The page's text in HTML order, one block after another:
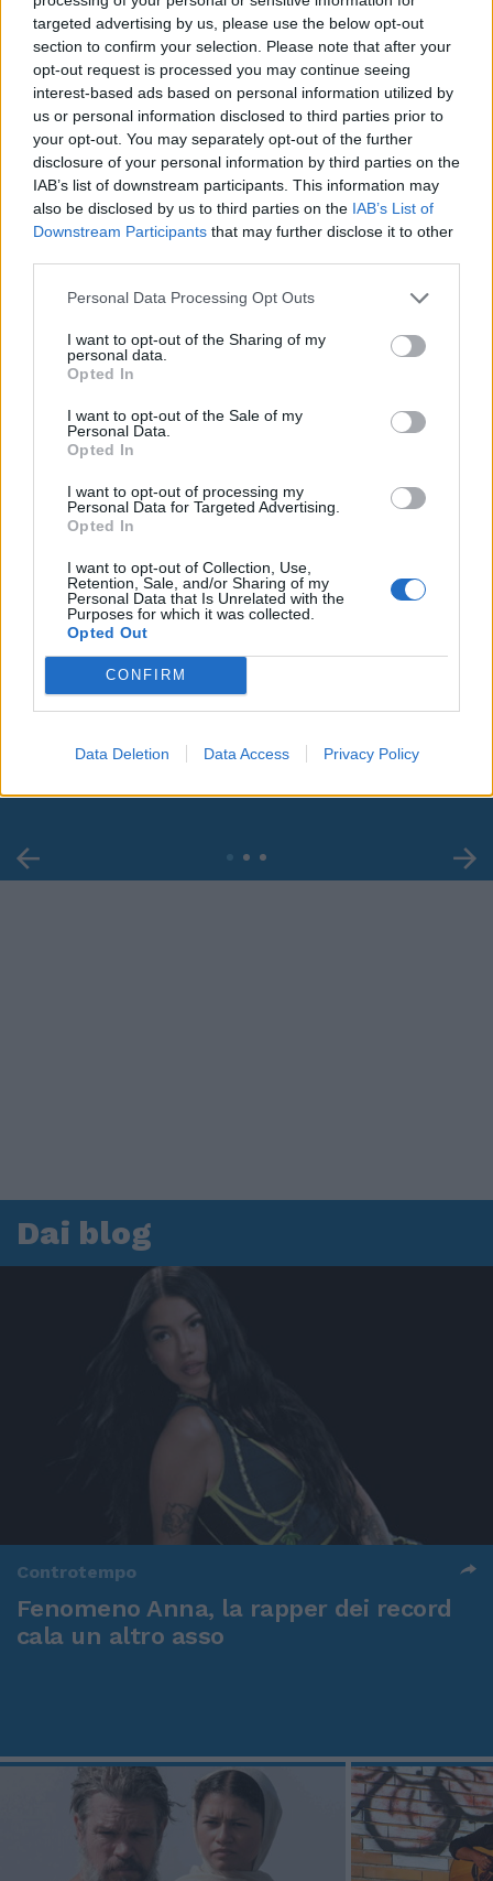
targeted advertising by us, please use the below opt-out
section to confirm your selection. Please note that after your
opt-out request is processed you may continue seeing
interest-based ads based on personal information utilized by
us or personal information disclosed to third parties prior to
your opt-out. You may separately opt-out of the further
disclosure of your personal information by third parties on the
IAB’s list of downstream participants. This information may
also be disclosed by us to third parties on the IAB’s List of
Downstream Participants that may further disclose it to other
Personal Data Processing Opt Outs
I want to opt-out of the Sharing of my
personal data.
Opted In
I want to opt-out of the Sale of my
Personal Data.
Opted In
I want to opt-out of processing my
Personal Data for Targeted Advertising.
Opted In
I want to opt-out of Collection, Use,
Retention, Sale, and/or Sharing of my
Personal Data that Is Unrelated with the
Purposes for which it was collected.
Opted Out
CONFIRM
Data Deletion Data Access Privacy Policy
in ospedale. Le dichiarazioni ai giornalisti
Dai blog
Controtempo
Fenomeno Anna, la rapper dei record
cala un altro asso